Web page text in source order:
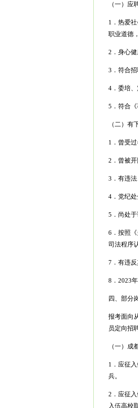
（一）应
1．热爱
职业道德
2．身心
3．符合
4．委培
5．符合
（二）有
1．曾受过
2．曾被开
3．有违法
4．党纪
5．尚处
6．按照
司法程序
7．有违反
8．2023
四、部分
报考面向
员定向招
（一）
1．应征
兵。
2．应征
入伍高校